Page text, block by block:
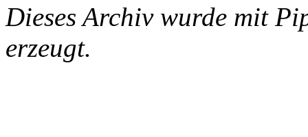
Dieses Archiv wurde mit
erzeugt.